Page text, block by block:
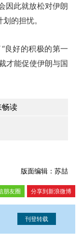
因此就放松对伊朗
的担忧。
好的积极的第一
才能促使伊朗与国
畅读
版面编辑：苏喆
分享到新浪微博
朋友圈